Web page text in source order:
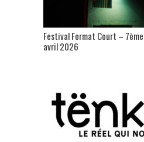
Festival Format Court –
avril 2026